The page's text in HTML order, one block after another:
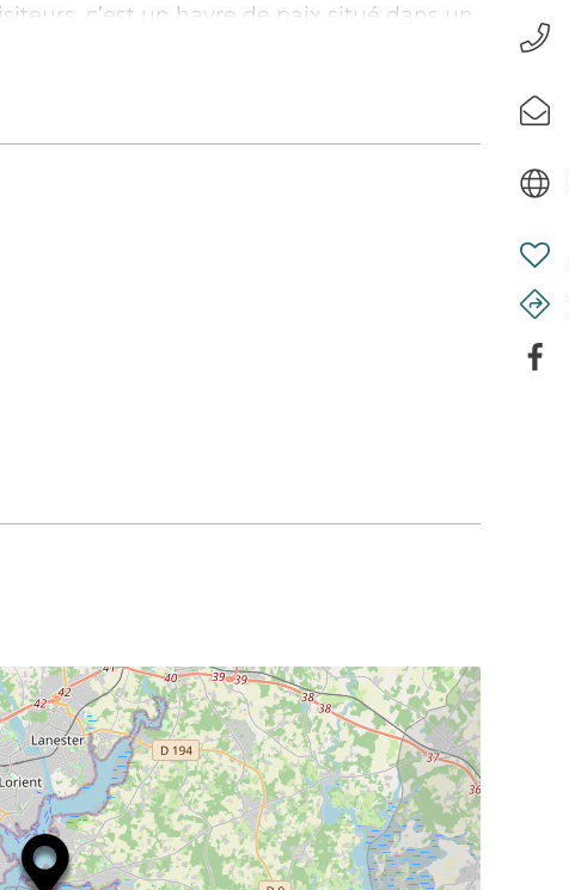
c’est un havre de paix situé dans un